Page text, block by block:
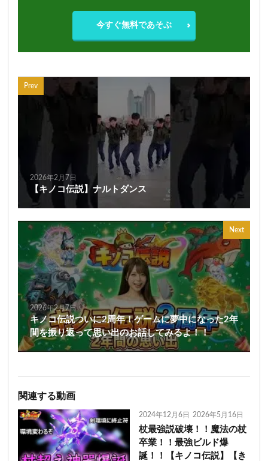
今すぐ無料であそぶ
Prev
2026年2月7日
【キノコ伝説】ナルトダンス
Next
2026年2月7日
キノコ伝説ついに2周年！ゲームに夢中になった2年
間を振り返って思い出のお話してみるよ！！
関連する動画
2024年12月6日 2026年5月16日
杖最強説破壊！！魔法の杖
卒業！！最強ビルド爆
誕！！【キノコ伝説】【き